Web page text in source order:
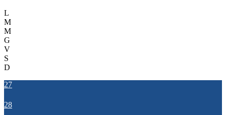
L
M
M
G
V
S
D
27
28